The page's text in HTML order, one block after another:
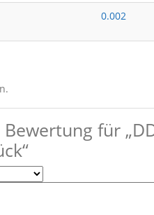
0.002
für